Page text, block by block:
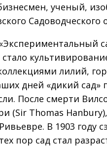
ученый,
Садоводческого
лилий,
дней «дикий сад»
После смерти
(Sir Thomas
В 1903 году
пор сад стал